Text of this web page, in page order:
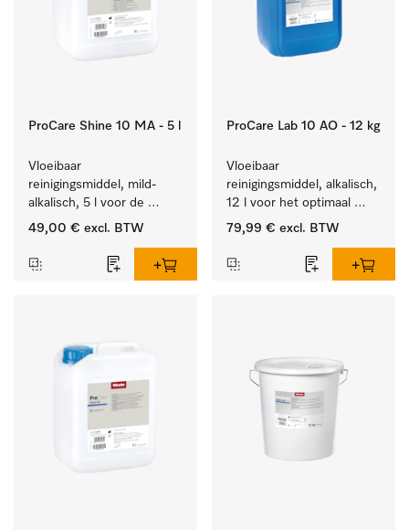
ProCare Shine 10 MA - 5 l
Vloeibaar
reinigingsmiddel, mild-
alkalisch, 5 l voor de
reiniging van lichte
bestek en glazen.
49,00 € excl. BTW
ProCare Lab 10 AO - 12 kg
Vloeibaar
reinigingsmiddel, alkalisch,
12 l voor het optimaal
behandelen van
79,99 € excl. BTW